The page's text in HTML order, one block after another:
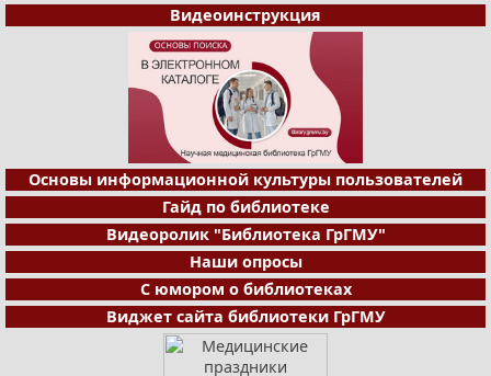
Видеоинструкция
Основы информационной культуры пользователей
Гайд по библиотеке
Видеоролик "Библиотека ГрГМУ"
Наши опросы
С юмором о библиотеках
Виджет сайта библиотеки ГрГМУ